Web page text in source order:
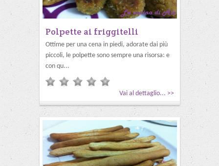
Polpette ai friggitelli
Ottime per una cena in piedi, adorate dai più
piccoli, le polpette sono sempre una risorsa: e
con qu...
Vai al dettaglio... >>